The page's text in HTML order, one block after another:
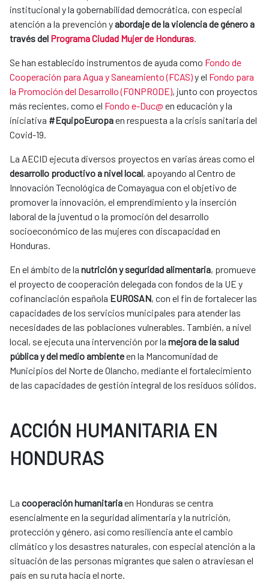
institucional y la gobernabilidad democrática, con especial
atención a la prevención yabordaje de la violencia de género a
través del Programa Ciudad Mujer de Honduras.
Se han establecido instrumentos de ayuda como Fondo de
Cooperación para Agua y Saneamiento (FCAS)y el Fondo para
la Promoción del Desarrollo (FONPRODE), junto con proyectos
más recientes, como el Fondo e-Duc@ en educación y la
iniciativa #EquipoEuropaen respuesta a la crisis sanitaria del
Covid-19.
La AECID ejecuta diversos proyectos en varias áreas como el
desarrollo productivo a nivel local, apoyando al Centro de
Innovación Tecnológica de Comayagua con el objetivo de
promover la innovación, el emprendimiento y la inserción
laboral de la juventud o la promoción del desarrollo
socioeconómico de las mujeres con discapacidad en
Honduras.
En el ámbito de la nutrición y seguridad alimentaria, promueve
el proyecto de cooperación delegada con fondos de la UE y
cofinanciación española EUROSAN, con el fin de fortalecer las
capacidades de los servicios municipales para atender las
necesidades de las poblaciones vulnerables. También, a nivel
local, se ejecuta una intervención por la mejora de la salud
pública y del medio ambienteen la Mancomunidad de
Municipios del Norte de Olancho, mediante el fortalecimiento
de las capacidades de gestión integral de los residuos sólidos.
ACCIÓN HUMANITARIA EN
HONDURAS
La cooperación humanitariaen Honduras se centra
esencialmente en la seguridad alimentaria y la nutrición,
protección y género, así como resiliencia ante el cambio
climático y los desastres naturales, con especial atención a la
situación de las personas migrantes que salen o atraviesan el
país en su ruta hacia el norte.